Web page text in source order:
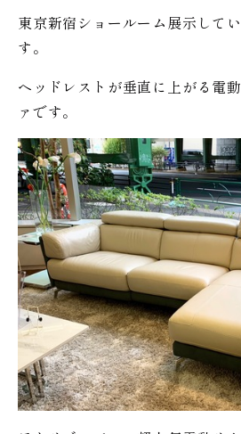
東京新宿ショールーム展示して
す。
ヘッドレストが垂直に上がる電
ァです。